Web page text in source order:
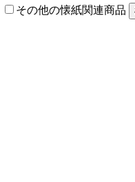
その他の懐紙関連商品